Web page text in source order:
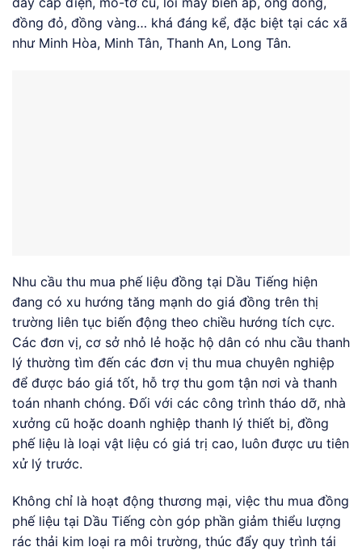
đồng đỏ, đồng vàng… khá đáng kể, đặc biệt tại các xã
như Minh Hòa, Minh Tân, Thanh An, Long Tân.
Nhu cầu thu mua phế liệu đồng tại Dầu Tiếng hiện
đang có xu hướng tăng mạnh do giá đồng trên thị
trường liên tục biến động theo chiều hướng tích cực.
Các đơn vị, cơ sở nhỏ lẻ hoặc hộ dân có nhu cầu thanh
lý thường tìm đến các đơn vị thu mua chuyên nghiệp
để được báo giá tốt, hỗ trợ thu gom tận nơi và thanh
toán nhanh chóng. Đối với các công trình tháo dỡ, nhà
xưởng cũ hoặc doanh nghiệp thanh lý thiết bị, đồng
phế liệu là loại vật liệu có giá trị cao, luôn được ưu tiên
xử lý trước.
Không chỉ là hoạt động thương mại, việc thu mua đồng
phế liệu tại Dầu Tiếng còn góp phần giảm thiểu lượng
rác thải kim loại ra môi trường, thúc đẩy quy trình tái